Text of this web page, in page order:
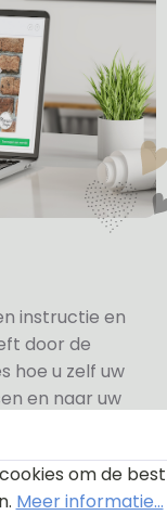
instructie en
door de
hoe u zelf uw
en naar uw
om de best
Meer informatie...